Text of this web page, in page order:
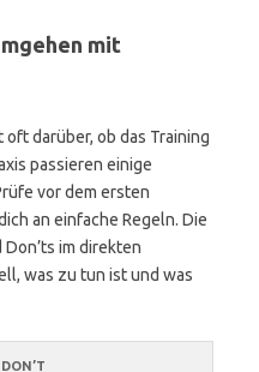
mit
darüber, ob das Training
passieren einige
vor dem ersten
an einfache Regeln. Die
im direkten
was zu tun ist und was
DON’T